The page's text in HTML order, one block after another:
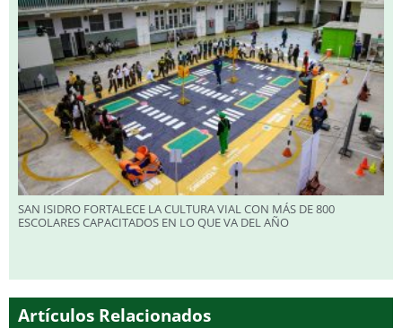
SAN ISIDRO FORTALECE LA CULTURA VIAL CON MÁS DE 800
ESCOLARES CAPACITADOS EN LO QUE VA DEL AÑO
Artículos Relacionados